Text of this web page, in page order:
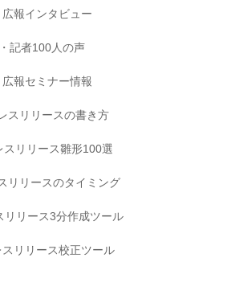
広報インタビュー
記者100人の声
広報セミナー情報
スリリースの書き方
スリリース雛形100選
リリースのタイミング
リリース3分作成ツール
スリリース校正ツール